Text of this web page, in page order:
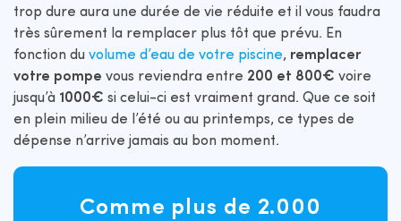
trop dure aura une durée de vie réduite et il vous faudra
très sûrement la remplacer plus tôt que prévu. En
fonction du volume d’eau de votre piscine, remplacer
votre pompe vous reviendra entre 200 et 800€ voire
jusqu’à 1000€ si celui-ci est vraiment grand. Que ce soit
en plein milieu de l’été ou au printemps, ce types de
dépense n’arrive jamais au bon moment.
Comme plus de 2.000